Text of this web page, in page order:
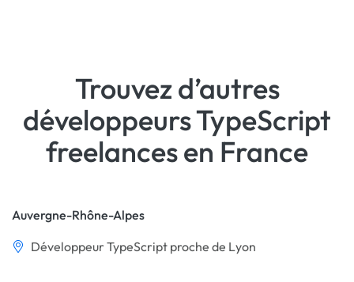
Trouvez d’autres
développeurs TypeScript
freelances en France
Auvergne-Rhône-Alpes
Développeur TypeScript proche de Lyon